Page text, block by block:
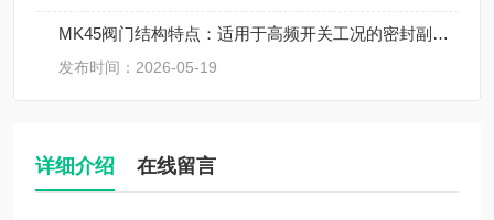
MK45阀门结构特点：适用于高频开关工况的密封副设计
发布时间：2026-05-19
详细介绍 在线留言